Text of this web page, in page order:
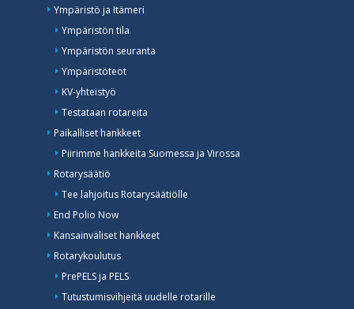
Ympäristö ja Itämeri
Ympäristön tila
Ympäristön seuranta
Ympäristöteot
KV-yhteistyö
Testataan rotareita
Paikalliset hankkeet
Piirimme hankkeita Suomessa ja Virossa
Rotarysäätiö
Tee lahjoitus Rotarysäätiölle
End Polio Now
Kansainväliset hankkeet
Rotarykoulutus
PrePELS ja PELS
Tutustumisvihjeitä uudelle rotarille